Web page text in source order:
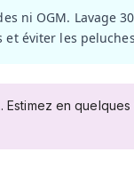
ni OGM. Lavage
éviter les
Estimez en